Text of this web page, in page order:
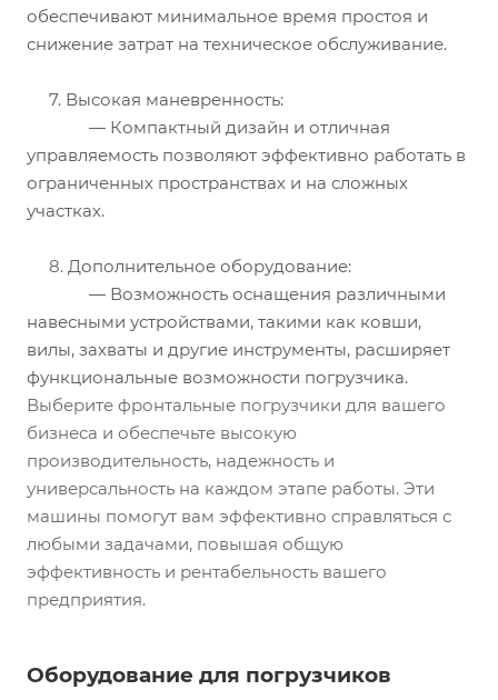
обеспечивают минимальное время простоя и
снижение затрат на техническое обслуживание.
7. Высокая маневренность:
— Компактный дизайн и отличная
управляемость позволяют эффективно работать в
ограниченных пространствах и на сложных
участках.
8. Дополнительное оборудование:
— Возможность оснащения различными
навесными устройствами, такими как ковши,
вилы, захваты и другие инструменты, расширяет
функциональные возможности погрузчика.
Выберите фронтальные погрузчики для вашего
бизнеса и обеспечьте высокую
производительность, надежность и
универсальность на каждом этапе работы. Эти
машины помогут вам эффективно справляться с
любыми задачами, повышая общую
эффективность и рентабельность вашего
предприятия.
Оборудование для погрузчиков